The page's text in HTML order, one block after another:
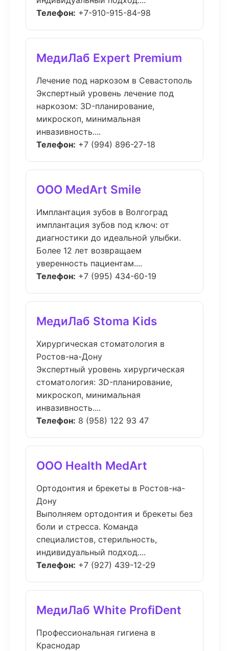
Телефон: +7-910-915-84-98
МедиЛаб Expert Premium
Лечение под наркозом в Севастополь
Экспертный уровень лечение под
наркозом: 3D-планирование,
микроскоп, минимальная
инвазивность....
Телефон: +7 (994) 896-27-18
ООО MedArt Smile
Имплантация зубов в Волгоград
имплантация зубов под ключ: от
диагностики до идеальной улыбки.
Более 12 лет возвращаем
уверенность пациентам....
Телефон: +7 (995) 434-60-19
МедиЛаб Stoma Kids
Хирургическая стоматология в
Ростов-на-Дону
Экспертный уровень хирургическая
стоматология: 3D-планирование,
микроскоп, минимальная
инвазивность....
Телефон: 8 (958) 122 93 47
ООО Health MedArt
Ортодонтия и брекеты в Ростов-на-
Дону
Выполняем ортодонтия и брекеты без
боли и стресса. Команда
специалистов, стерильность,
индивидуальный подход....
Телефон: +7 (927) 439-12-29
МедиЛаб White ProfiDent
Профессиональная гигиена в
Краснодар